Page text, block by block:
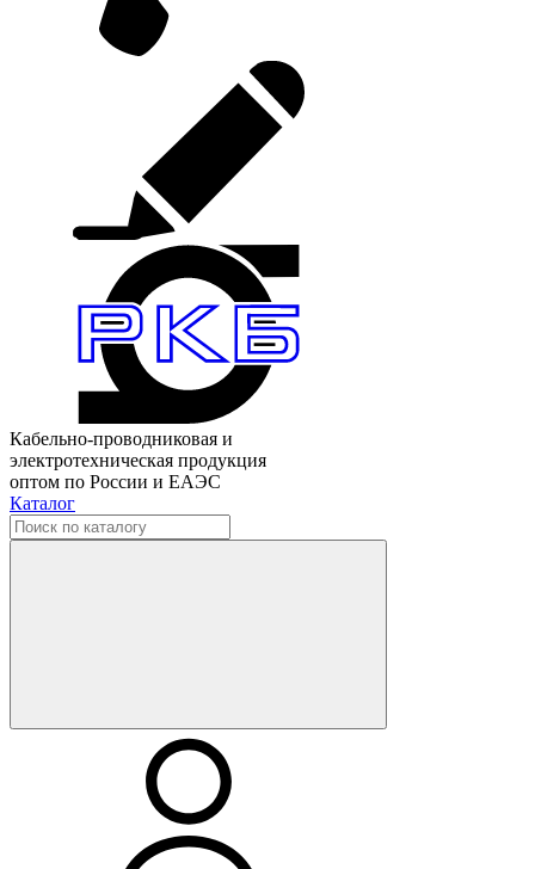
Кабельно-проводниковая и
электротехническая продукция
оптом по России и ЕАЭС
Каталог